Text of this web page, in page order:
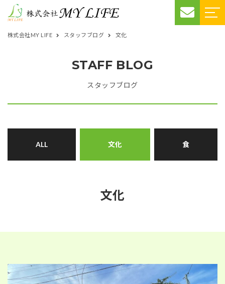
株式会社MY LIFE スタッフブログ 文化
STAFF BLOG
スタッフブログ
ALL 文化 食
文化